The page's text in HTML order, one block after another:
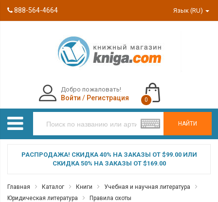
888-564-4664 Язык (RU)
НАЙТИ
Добро пожаловать!
Войти / Регистрация 0
РАСПРОДАЖА! СКИДКА 40% НА ЗАКАЗЫ ОТ $99.00 ИЛИ
СКИДКА 50% НА ЗАКАЗЫ ОТ $169.00
Главная Каталог Книги
Учебная и научная литература
Юридическая литература
Правила охоты